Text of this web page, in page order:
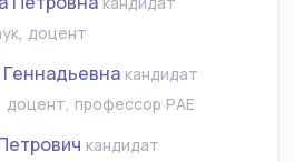
доцент
кандидат
доцент, профессор РАЕ
кандидат